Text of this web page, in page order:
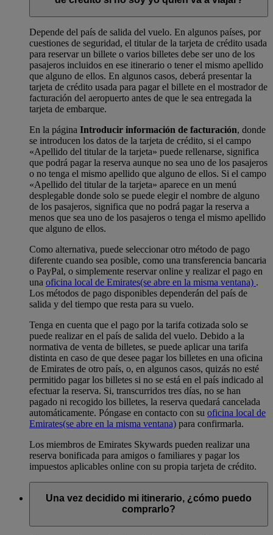
Depende del país de salida del vuelo. En algunos países, por
cuestiones de seguridad, el titular de la tarjeta de crédito usada
para reservar un billete o varios billetes debe ser uno de los
pasajeros incluidos en ese itinerario o tener el mismo apellido
que alguno de ellos. En algunos casos, deberá presentar la
tarjeta de crédito usada para pagar el billete en el mostrador de
facturación del aeropuerto antes de que le sea entregada la
tarjeta de embarque.
En la página Introducir información de facturación, donde
se introducen los datos de la tarjeta de crédito, si el campo
«Apellido del titular de la tarjeta» puede rellenarse, significa
que podrá pagar la reserva aunque no sea uno de los pasajeros
o no tenga el mismo apellido que alguno de ellos. Si el campo
«Apellido del titular de la tarjeta» aparece en un menú
desplegable donde solo se puede elegir el nombre de alguno
de los pasajeros, significa que no podrá pagar la reserva a
menos que sea uno de los pasajeros o tenga el mismo apellido
que alguno de ellos.
Como alternativa, puede seleccionar otro método de pago
diferente cuando sea posible, como una transferencia bancaria
o PayPal, o simplemente reservar online y realizar el pago en
una oficina local de Emirates(se abre en la misma ventana) .
Los métodos de pago disponibles dependerán del país de
salida y del tiempo que resta para su vuelo.
Tenga en cuenta que el pago por la tarifa cotizada solo se
puede realizar en el país de salida del vuelo. Debido a la
normativa de venta de billetes, se puede aplicar una tarifa
distinta en caso de que desee pagar los billetes en una oficina
de Emirates de otro país, o, en algunos casos, quizás no esté
permitido pagar los billetes si no se está en el país indicado al
efectuar la reserva. Si, transcurridos tres días, no se han
pagado ni recogido los billetes, la reserva quedará cancelada
automáticamente. Póngase en contacto con su oficina local de
Emirates(se abre en la misma ventana) para confirmarla.
Los miembros de Emirates Skywards pueden realizar una
reserva bonificada para amigos o familiares y pagar los
impuestos aplicables online con su propia tarjeta de crédito.
Una vez decidido mi itinerario, ¿cómo puedo
comprarlo?